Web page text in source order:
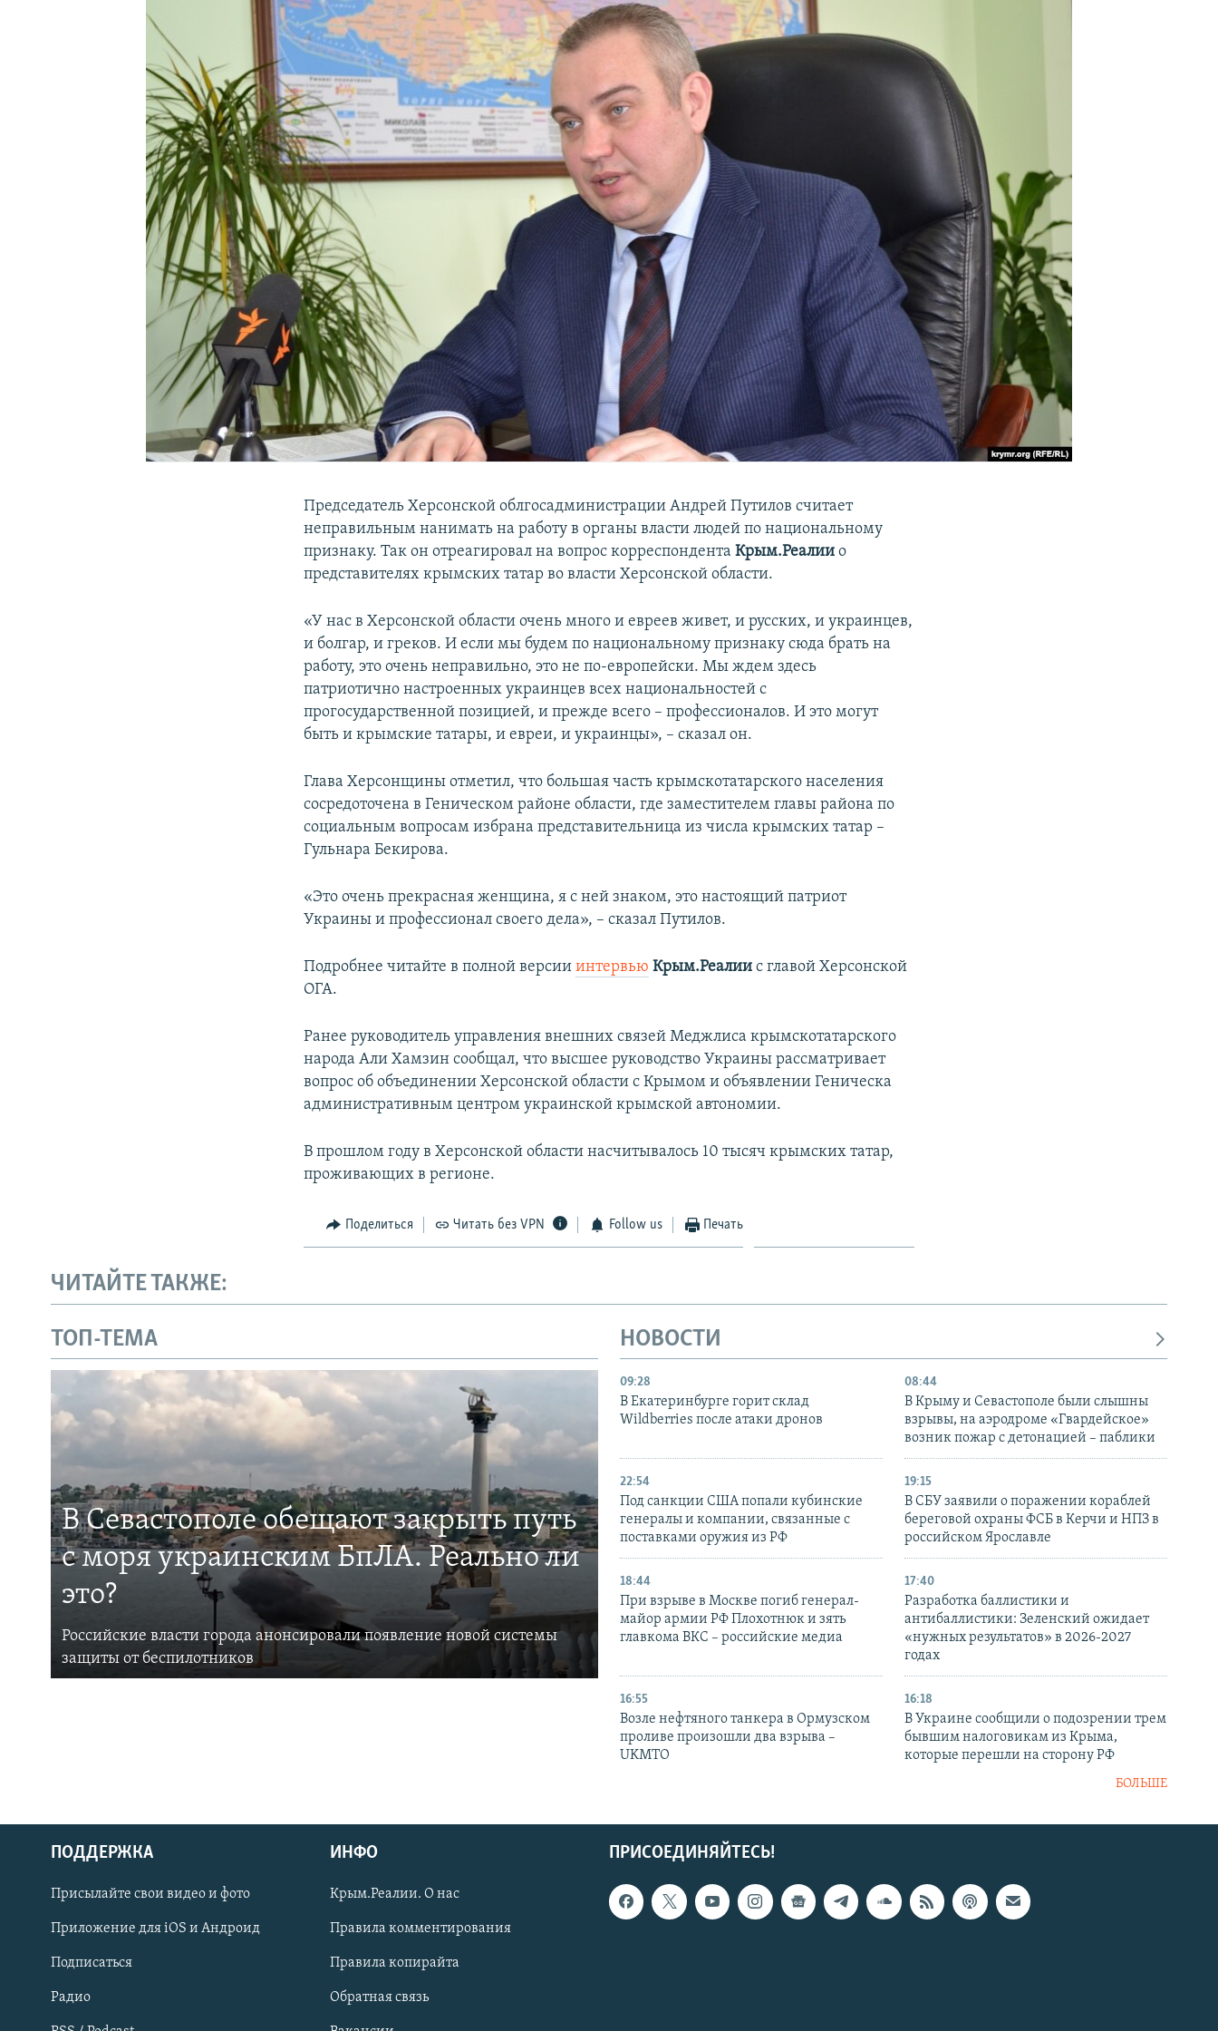
КРЫМ.НЕПОКОРЕННЫЙ
УКРАИНСКАЯ ПРОБЛЕМА КРЫМА
Українською
Qırımtatar
ПРИСОЕДИНЯЙТЕСЬ!
Председатель Херсонской облгосадминистрации Андрей Путилов считает
неправильным нанимать на работу в органы власти людей по национальному
признаку. Так он отреагировал на вопрос корреспондентаКрым.Реалии о
представителях крымских татар во власти Херсонской области.
«У нас в Херсонской области очень много и евреев живет, и русских, и украинцев,
и болгар, и греков. И если мы будем по национальному признаку сюда брать на
работу, это очень неправильно, это не по-европейски. Мы ждем здесь
патриотично настроенных украинцев всех национальностей с
прогосударственной позицией, и прежде всего – профессионалов. И это могут
быть и крымские татары, и евреи, и украинцы», – сказал он.
Глава Херсонщины отметил, что большая часть крымскотатарского населения
сосредоточена в Геническом районе области, где заместителем главы района по
социальным вопросам избрана представительница из числа крымских татар –
Гульнара Бекирова.
«Это очень прекрасная женщина, я с ней знаком, это настоящий патриот
Украины и профессионал своего дела», – сказал Путилов.
Подробнее читайте в полной версииинтервью Крым.Реалии с главой Херсонской
ОГА.
Ранее руководитель управления внешних связей Меджлиса крымскотатарского
народа Али Хамзин сообщал, что высшее руководство Украины рассматривает
вопрос об объединении Херсонской области с Крымом и объявлении Геническа
административным центром украинской крымской автономии.
В прошлом году в Херсонской области насчитывалось 10 тысяч крымских татар,
проживающих в регионе.
Поделиться Читать без VPN Follow us Печать
ЧИТАЙТЕ ТАКЖЕ:
ТОП-ТЕМА
В Севастополе обещают закрыть путь
с моря украинским БпЛА. Реально ли
это?
Российские власти города анонсировали появление новой системы
защиты от беспилотников
НОВОСТИ
09:28
В Екатеринбурге горит склад
Wildberries после атаки дронов
08:44
В Крыму и Севастополе были слышны
взрывы, на аэродроме «Гвардейское»
возник пожар с детонацией – паблики
22:54
Под санкции США попали кубинские
генералы и компании, связанные с
поставками оружия из РФ
19:15
В СБУ заявили о поражении кораблей
береговой охраны ФСБ в Керчи и НПЗ в
российском Ярославле
18:44
При взрыве в Москве погиб генерал-
майор армии РФ Плохотнюк и зять
главкома ВКС – российские медиа
17:40
Разработка баллистики и
антибаллистики: Зеленский ожидает
«нужных результатов» в 2026-2027
годах
16:55
Возле нефтяного танкера в Ормузском
проливе произошли два взрыва –
UKMTO
16:18
В Украине сообщили о подозрении трем
бывшим налоговикам из Крыма,
которые перешли на сторону РФ
БОЛЬШЕ
ПРИСОЕДИНЯЙТЕСЬ!
ПОДДЕРЖКА
Присылайте свои видео и фото
Приложение для iOS и Андроид
Подписаться
Радио
ИНФО
Крым.Реалии. О нас
Правила комментирования
Правила копирайта
Обратная связь